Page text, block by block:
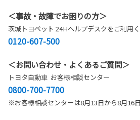
＜事故・故障でお困りの方＞
茨城トヨペット 24Hヘルプデスクをご利用く
0120-607-500
＜お問い合わせ・よくあるご質問＞
トヨタ自動車 お客様相談センター
0800-700-7700
※お客様相談センターは8月13日から8月16